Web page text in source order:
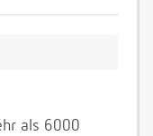
als 6000